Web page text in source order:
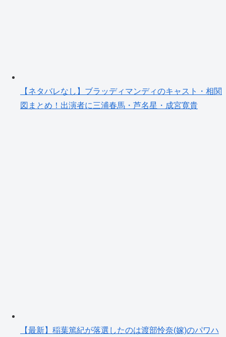
【ネタバレなし】ブラッディマンディのキャスト・相関
図まとめ！出演者に三浦春馬・芦名星・成宮寛貴
【最新】稲葉篤紀が落選したのは渡部怜奈(嫁)のパワハ